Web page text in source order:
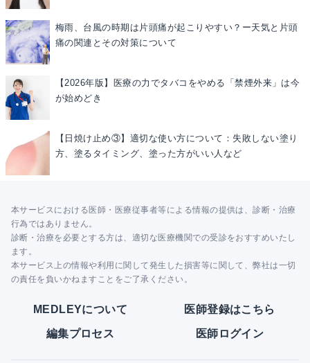
梅雨、台風の時期は片頭痛が起こりやすい？ー天気と片頭
痛の関連とその対策について
【2026年版】医療の力でタバコをやめる「禁煙外来」は今
が始めどき
【日焼け止め③】適切な使い方について：失敗しない塗り
方、塗るタイミング、塗った方がいい人など
本サービスにおける医師・医療従事者等による情報の提供は、診断・治療
行為ではありません。
診断・治療を必要とする方は、適切な医療機関での受診をおすすめいたし
ます。
本サービス上の情報や利用に関して発生した損害等に関して、弊社は一切
の責任を負いかねますことをご了承ください。
MEDLEYについて 医師登録はこちら
編集プロセス 医師ログイン